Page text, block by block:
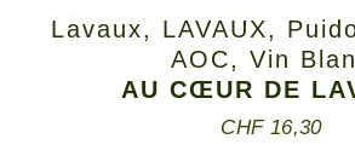
Lavaux, LAVAUX,
AOC, Vin
AU CŒUR DE
CHF16,30